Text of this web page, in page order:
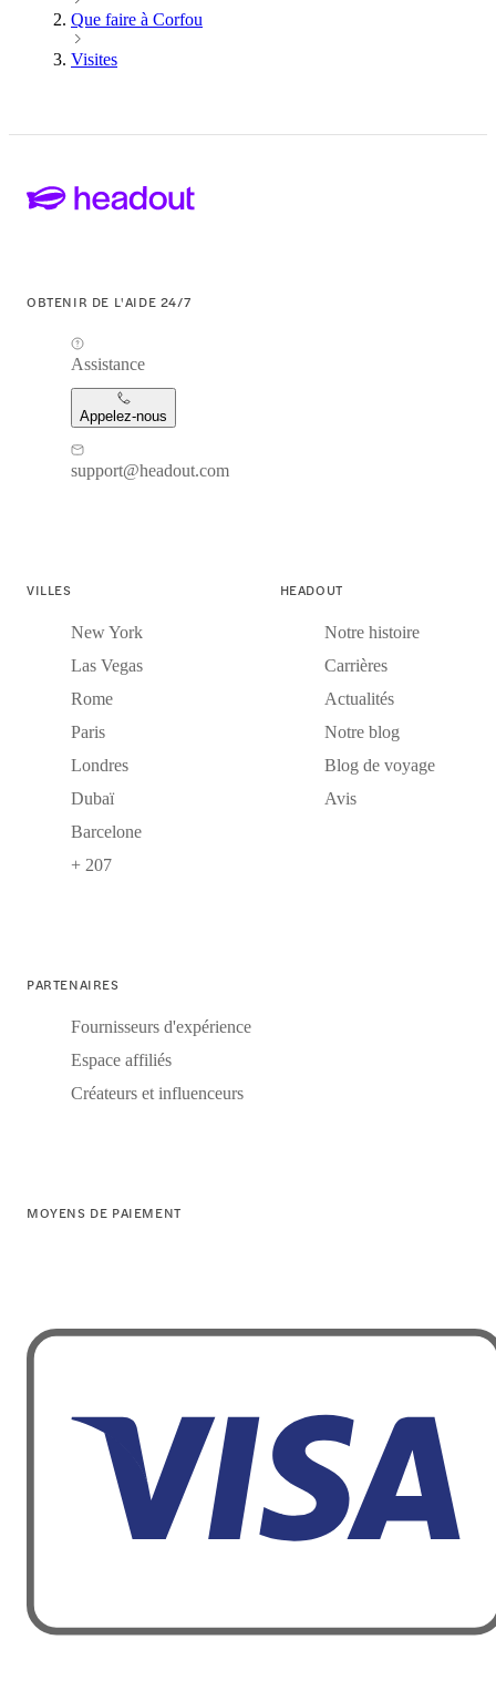
Que faire à Corfou
Visites
OBTENIR DE L'AIDE 24/7
Assistance
Appelez-nous
support@headout.com
VILLES
New York
Las Vegas
Rome
Paris
Londres
Dubaï
Barcelone
+ 207
HEADOUT
Notre histoire
Carrières
Actualités
Notre blog
Blog de voyage
Avis
PARTENAIRES
Fournisseurs d'expérience
Espace affiliés
Créateurs et influenceurs
MOYENS DE PAIEMENT